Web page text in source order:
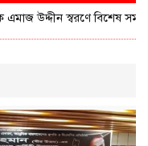
স্বরণে বিশেষ সম্মাননা